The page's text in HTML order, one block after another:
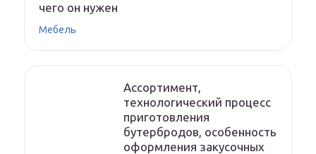
чего он нужен
Мебель
Ассортимент,
технологический процесс
приготовления
бутербродов, особенность
оформления закусочных